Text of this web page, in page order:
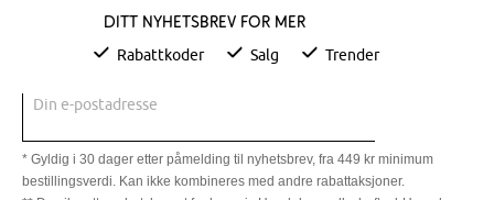
Ditt nyhetsbrev for mer
Rabattkoder Salg Trender
Din e-postadresse
* Gyldig i 30 dager etter påmelding til nyhetsbrev, fra 449 kr minimum
bestillingsverdi. Kan ikke kombineres med andre rabattaksjoner.